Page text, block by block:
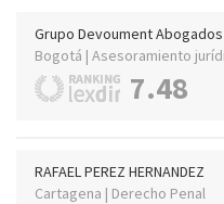
Grupo Devoument Abogados
Bogotá | Asesoramiento
7.48
RAFAEL PEREZ HERNANDEZ
Cartagena | Derecho Penal